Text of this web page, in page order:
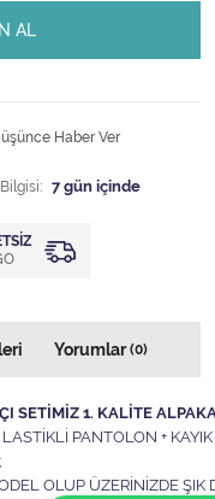
AL
Haber Ver
Yorumlar(0)
SETİMİZ 1. KALİTE
PANTOLON +
OLUP ÜZERİNİZDE ŞIK